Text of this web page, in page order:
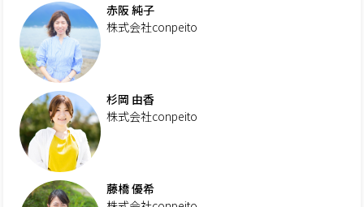
赤阪 純子
株式会社conpeito
杉岡 由香
株式会社conpeito
藤橋 優希